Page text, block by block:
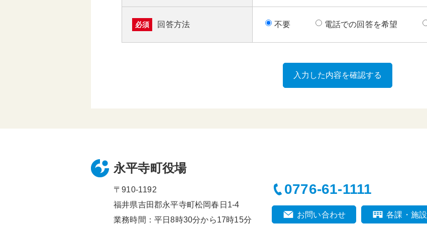
必須 回答方法 不要 電話での回答を希望
永平寺町役場
〒910-1192
福井県吉田郡永平寺町松岡春日1-4
業務時間：平日8時30分から17時15分
0776-61-1111
お問い合わせ 各課・施設